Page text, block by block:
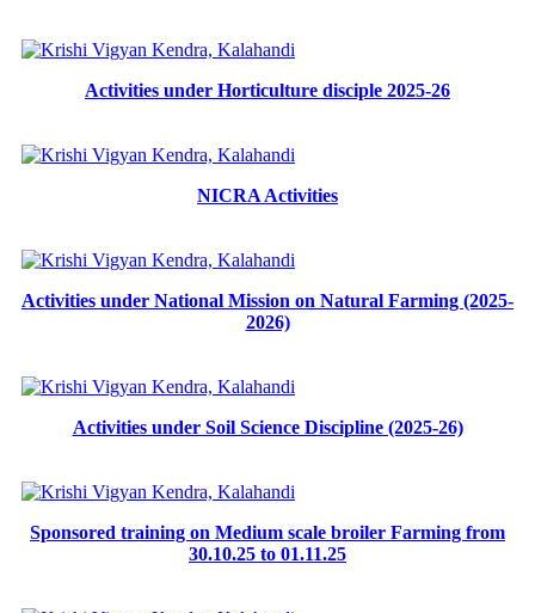
Activities under Horticulture disciple 2025-26
NICRA Activities
Activities under National Mission on Natural Farming (2025-
2026)
Activities under Soil Science Discipline (2025-26)
Sponsored training on Medium scale broiler Farming from
30.10.25 to 01.11.25